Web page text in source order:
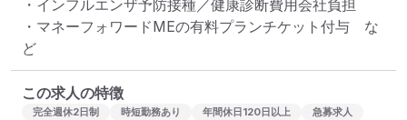
・インフルエンザ予防接種／健康診断費用会社負担
・マネーフォワードMEの有料プランチケット付与　な
ど
この求人の特徴
完全週休2日制 時短勤務あり 年間休日120日以上
急募求人